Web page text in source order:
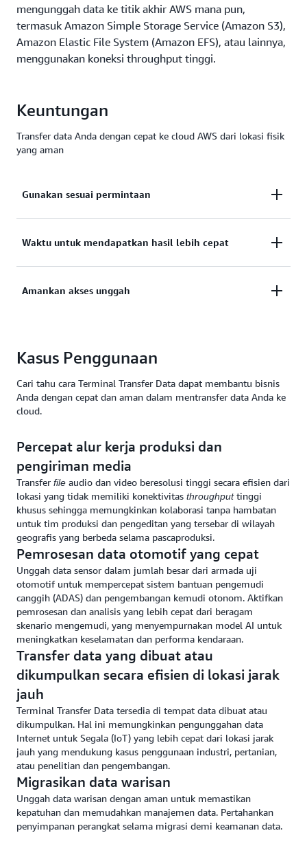
mengunggah data ke titik akhir AWS mana pun,
termasuk Amazon Simple Storage Service (Amazon S3),
Amazon Elastic File System (Amazon EFS), atau lainnya,
menggunakan koneksi throughput tinggi.
Keuntungan
Transfer data Anda dengan cepat ke cloud AWS dari lokasi fisik
yang aman
Gunakan sesuai permintaan
Pesan slot waktu di terminal transfer data terdekat,
ambil perangkat penyimpanan Anda, dan gunakan
AWS.
Waktu untuk mendapatkan hasil lebih cepat
Proses dan analisis data yang diserap dalam hitungan
pemeriksaan kualitas langsung, yang sangat penting
penting.
Amankan akses unggah
pengunggahan dan dapatkan ketenangan karena
Kasus Penggunaan
Cari tahu cara Terminal Transfer Data dapat membantu bisnis
Anda dengan cepat dan aman dalam mentransfer data Anda ke
cloud.
Percepat alur kerja produksi dan
pengiriman media
Transfer file audio dan video beresolusi tinggi secara efisien dari
lokasi yang tidak memiliki konektivitas throughputtinggi
khusus sehingga memungkinkan kolaborasi tanpa hambatan
untuk tim produksi dan pengeditan yang tersebar di wilayah
geografis yang berbeda selama pascaproduksi.
Pemrosesan data otomotif yang cepat
Unggah data sensor dalam jumlah besar dari armada uji
otomotif untuk mempercepat sistem bantuan pengemudi
canggih (ADAS) dan pengembangan kemudi otonom. Aktifkan
pemrosesan dan analisis yang lebih cepat dari beragam
skenario mengemudi, yang menyempurnakan model AI untuk
meningkatkan keselamatan dan performa kendaraan.
Transfer data yang dibuat atau
dikumpulkan secara efisien di lokasi jarak
jauh
Terminal Transfer Data tersedia di tempat data dibuat atau
dikumpulkan. Hal ini memungkinkan pengunggahan data
Internet untuk Segala (IoT) yang lebih cepat dari lokasi jarak
jauh yang mendukung kasus penggunaan industri, pertanian,
atau penelitian dan pengembangan.
Migrasikan data warisan
Unggah data warisan dengan aman untuk memastikan
kepatuhan dan memudahkan manajemen data. Pertahankan
penyimpanan perangkat selama migrasi demi keamanan data.